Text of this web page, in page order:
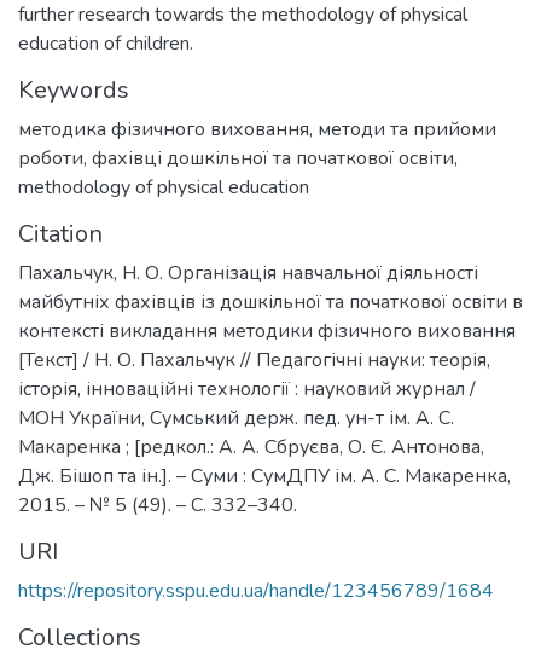
further research towards the methodology of physical
education of children.
Keywords
методика фізичного виховання, методи та прийоми
роботи, фахівці дошкільної та початкової освіти,
methodology of physical education
Citation
Пахальчук, Н. О. Організація навчальної діяльності
майбутніх фахівців із дошкільної та початкової освіти в
контексті викладання методики фізичного виховання
[Текст] / Н. О. Пахальчук // Педагогічні науки: теорія,
історія, інноваційні технології : науковий журнал /
МОН України, Сумський держ. пед. ун-т ім. А. С.
Макаренка ; [редкол.: А. А. Сбруєва, О. Є. Антонова,
Дж. Бішоп та ін.]. – Суми : СумДПУ ім. А. С. Макаренка,
2015. – № 5 (49). – С. 332–340.
URI
https://repository.sspu.edu.ua/handle/123456789/1684
Collections